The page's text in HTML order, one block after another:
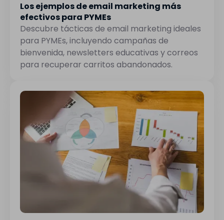
Los ejemplos de email marketing más
efectivos para PYMEs
Descubre tácticas de email marketing ideales
para PYMEs, incluyendo campañas de
bienvenida, newsletters educativas y correos
para recuperar carritos abandonados.